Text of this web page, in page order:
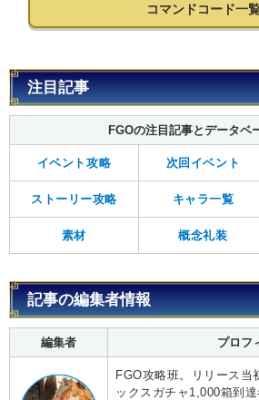
コマンドコード一
注目記事
FGOの注目記事とデータベ
イベント攻略 次回イベント
ストーリー攻略 キャラ一覧
素材 概念礼装
記事の編集者情報
編集者 プロフ
FGO攻略班。リリース当
ックスガチャ1,000箱到